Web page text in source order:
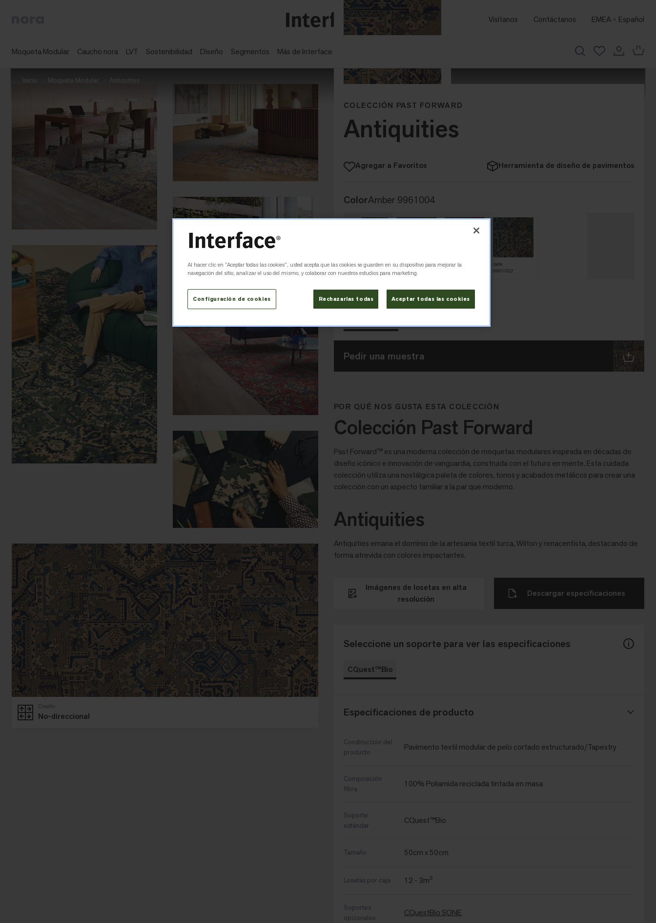
Visítanos Contáctanos EMEA Español
Moqueta Modular Caucho nora LVT Sostenibilidad Diseño Segmentos Más de Interface
Inicio Moqueta Modular Antiquities
No-direccional
Diseño
COLECCIÓN PAST FORWARD
Antiquities
Agregar a Favoritos Herramienta de diseño de pavimentos
ColorAmber 9961004
Amber
9961004
Coral
9961003
Crimson
Jade
9961002
Tamaño
Pedir una muestra
POR QUÉ NOS GUSTA ESTA COLECCIÓN
Colección Past Forward
Past Forward™ es una moderna colección de moquetas modulares inspirada en décadas de
diseño icónico e innovación de vanguardia, construida con el futuro en mente. Esta cuidada
colección utiliza una nostálgica paleta de colores, tonos y acabados metálicos para crear una
colección con un aspecto familiar a la par que moderno.
Antiquities
Antiquities emana el dominio de la artesanía textil turca, Wilton y renacentista, destacando de
forma atrevida con colores impactantes.
Seleccione un soporte para ver las especificaciones
CQuest™Bio
Especificaciones de producto
Construcción del
producto
Pavimento textil modular de pelo cortado estructurado/Tapestry
Composición
fibra
100% Poliamida reciclada tintada en masa
Soporte
estándar
CQuest™Bio
Tamaño 50cm x 50cm
Losetas por caja 12 - 3m²
Soportes
opcionales
CQuestBio SONE
Imágenes de losetas en alta
resolución
Descargar especificaciones
Al hacer clic en “Aceptar todas las cookies”, usted acepta que las cookies se guarden en su dispositivo para mejorar la
navegación del sitio, analizar el uso del mismo, y colaborar con nuestros estudios para marketing.
Configuración de cookies Rechazarlas todas Aceptar todas las cookies